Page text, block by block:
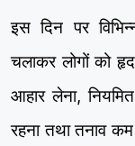
इस दिन पर
चलाकर लोगों को
आहार लेना,
रहना तथा तनाव